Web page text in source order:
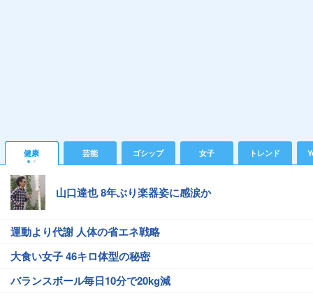
健康 芸能 ゴシップ 女子 トレンド
山口達也 8年ぶり楽器姿に感涙か
運動より代謝 人体の省エネ戦略
大食い女子 46キロ体型の秘密
バランスボール毎日10分で20kg減